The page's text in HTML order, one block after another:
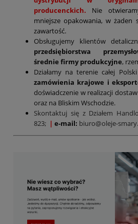
producenckich. Nie
mniejsze opakowania, w
zawartość.
Obsługujemy klientów
przedsiębiorstwa
średnie firmy produkcyjne,
Działamy na terenie całej
zamówienia krajowe i
doświadczenie w realizacji
oraz na Bliskim Wschodzie.
Skontaktuj się z Działem
823; | e-mail: biuro@oleje-